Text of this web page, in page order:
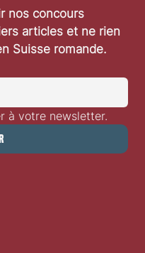
nos concours
articles et ne rien
Suisse romande.
à votre newsletter.